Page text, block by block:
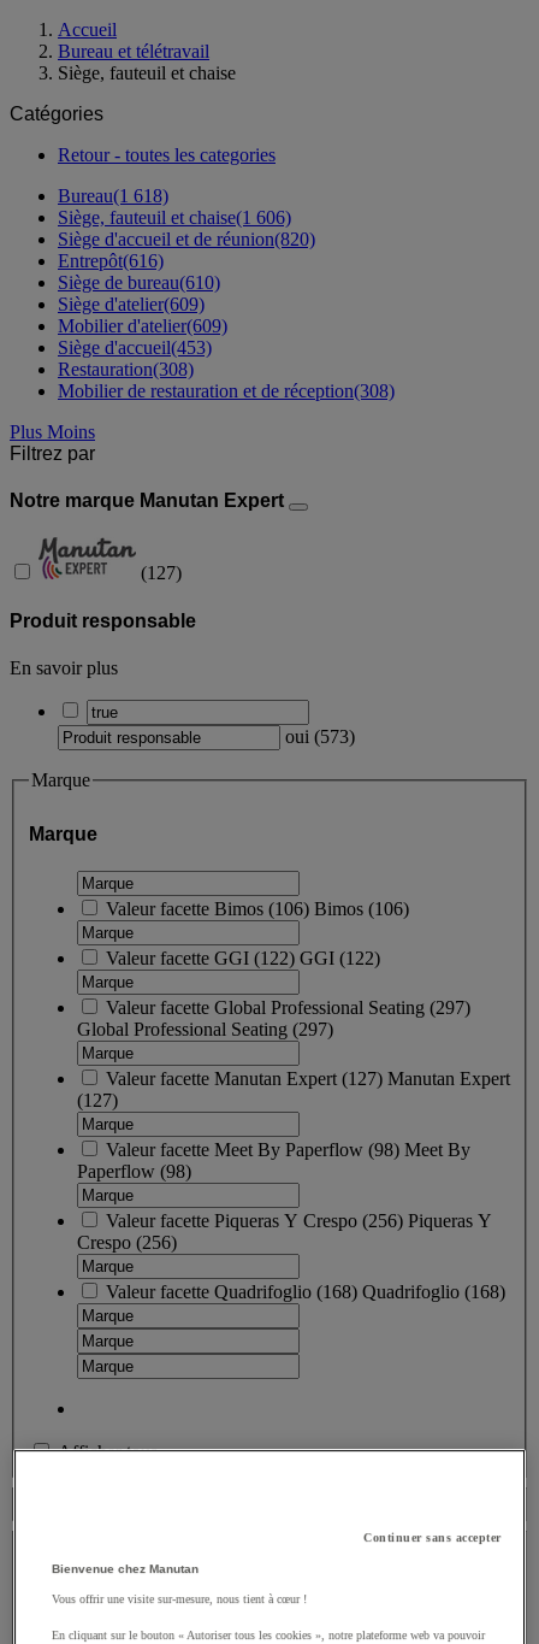
Accueil
Bureau et télétravail
Siège, fauteuil et chaise
Catégories
Retour - toutes les categories
Bureau(1 618)
Siège, fauteuil et chaise(1 606)
Siège d'accueil et de réunion(820)
Entrepôt(616)
Siège de bureau(610)
Siège d'atelier(609)
Mobilier d'atelier(609)
Siège d'accueil(453)
Restauration(308)
Mobilier de restauration et de réception(308)
Plus Moins
Filtrez par
Notre marque Manutan Expert
(127)
Produit responsable
En savoir plus
oui (573)
Marque
Marque
Valeur facette Bimos (106) Bimos (106)
Valeur facette GGI (122) GGI (122)
Valeur facette Global Professional Seating (297)
Global Professional Seating (297)
Valeur facette Manutan Expert (127) Manutan Expert
(127)
Valeur facette Meet By Paperflow (98) Meet By
Paperflow (98)
Valeur facette Piqueras Y Crespo (256) Piqueras Y
Crespo (256)
Valeur facette Quadrifoglio (168) Quadrifoglio (168)
Afficher tous
Continuer sans accepter
Bienvenue chez Manutan
Vous offrir une visite sur-mesure, nous tient à cœur !
En cliquant sur le bouton « Autoriser tous les cookies », notre plateforme web va pouvoir